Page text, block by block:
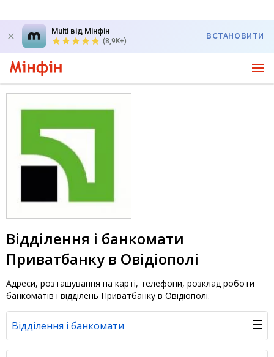
Multi від Мінфін
(8,9K+)
ВСТАНОВИТИ
Відділення і банкомати
Приватбанку в Овідіополі
Адреси, розташування на карті, телефони, розклад роботи
банкоматів і відділень Приватбанку в Овідіополі.
Відділення і банкомати ☰